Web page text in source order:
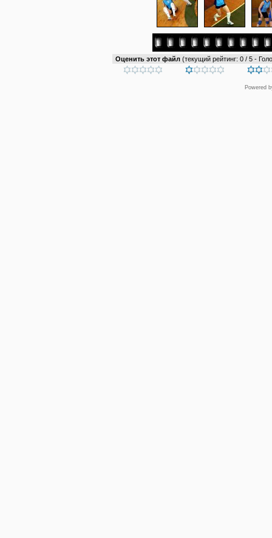
Оценить этот файл (текущий рейтинг: 0 / 5 -
Powered